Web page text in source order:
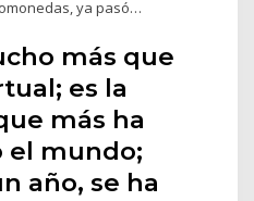
ya pasó…
más que
es la
más ha
el mundo;
año, se ha